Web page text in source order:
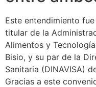
Este entendimiento
titular de la
Alimentos y
Bisio, y su par de la
Sanitaria (DINAVISA)
Gracias a este